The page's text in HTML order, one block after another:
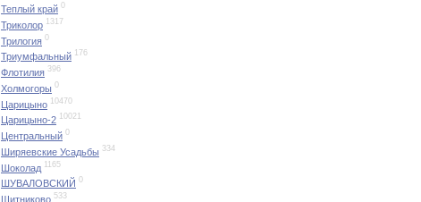
Теплый край 0
Триколор 1317
Трилогия 0
Триумфальный 176
Флотилия 396
Холмогоры 0
Царицыно 10470
Царицыно-2 10021
Центральный 0
Ширяевские Усадьбы 334
Шоколад 1165
ШУВАЛОВСКИЙ 0
Щитниково 533